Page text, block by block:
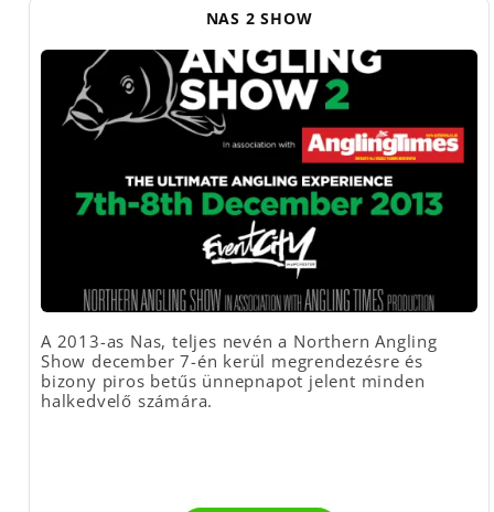
NAS 2 SHOW
A 2013-as Nas, teljes nevén a Northern Angling
Show december 7-én kerül megrendezésre és
bizony piros betűs ünnepnapot jelent minden
halkedvelő számára.